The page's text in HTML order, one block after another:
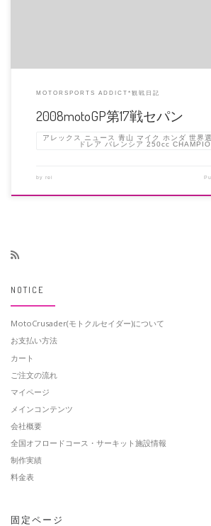
MOTORSPORTS ADDICT*観戦日記
2008motoGP第17戦セパン
アレックス ニュース 青山 マイク ホンダ 世界
ドレア バレンシア 250cc
by rei
NOTICE
MotoCrusader(モトクルセイダー)について
お支払い方法
カート
ご注文の流れ
マイページ
メインコンテンツ
会社概要
全国オフロードコース・サーキット施設情報
制作実績
料金表
固定ページ